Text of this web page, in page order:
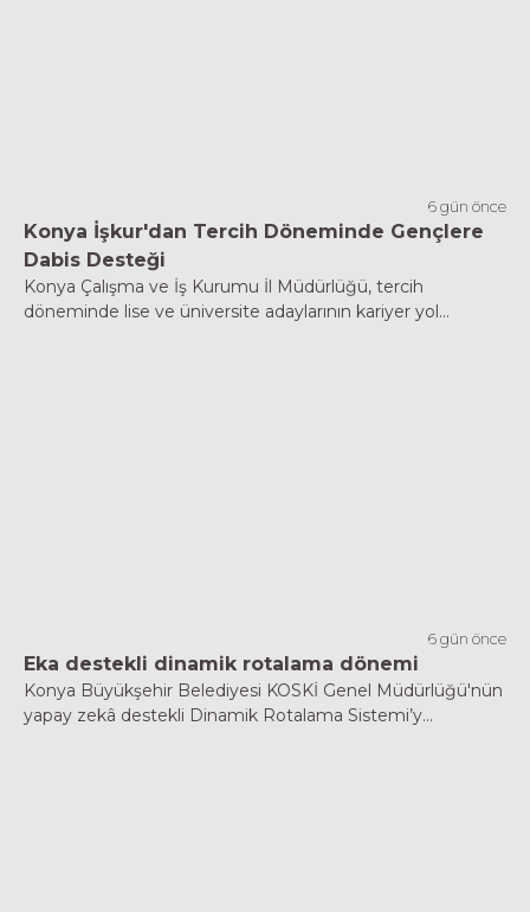
6 gün önce
Konya İşkur'dan Tercih Döneminde Gençlere
Dabis Desteği
Konya Çalışma ve İş Kurumu İl Müdürlüğü, tercih
döneminde lise ve üniversite adaylarının kariyer yol...
6 gün önce
Eka destekli dinamik rotalama dönemi
Konya Büyükşehir Belediyesi KOSKİ Genel Müdürlüğü'nün
yapay zekâ destekli Dinamik Rotalama Sistemi’y...